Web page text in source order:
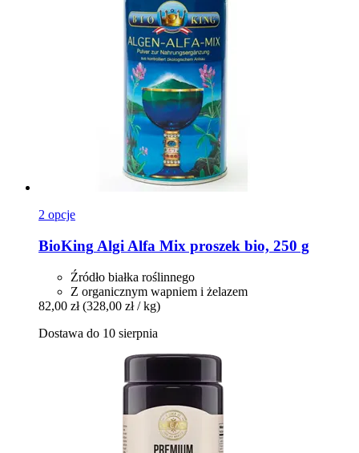
2 opcje
BioKing Algi Alfa Mix proszek bio, 250 g
Źródło białka roślinnego
Z organicznym wapniem i żelazem
82,00 zł (328,00 zł / kg)
Dostawa do 10 sierpnia